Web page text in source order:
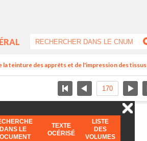
la teinture des apprêts et de l'impression des tissus
DANS LE
TEXTE
OCÉRISÉ
LISTE
DES
VOLUMES